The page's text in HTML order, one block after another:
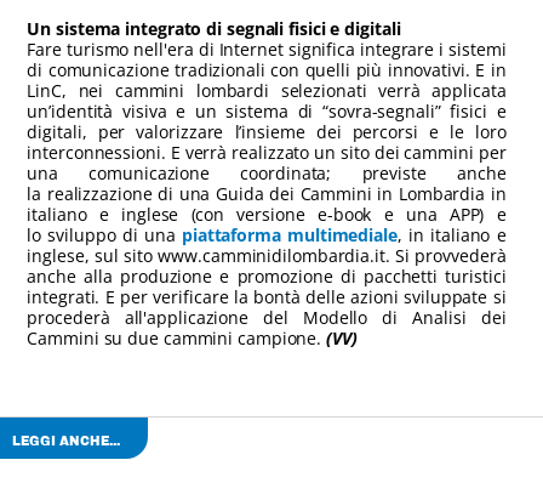
Un sistema integrato di segnali fisici e digitali
Fare turismo nell'era di Internet significa integrare i sistemi
di comunicazione tradizionali con quelli più innovativi. E in
LinC, nei cammini lombardi selezionati verrà applicata
un’identità visiva e un sistema di “sovra-segnali” fisici e
digitali, per valorizzare l’insieme dei percorsi e le loro
interconnessioni. E verrà realizzato un sito dei cammini per
una comunicazione coordinata; previste anche
la realizzazione di una Guida dei Cammini in Lombardia in
italiano e inglese (con versione e-book e una APP) e
lo sviluppo di una piattaforma multimediale, in italiano e
inglese, sul sito www.camminidilombardia.it. Si provvederà
anche alla produzione e promozione di pacchetti turistici
integrati. E per verificare la bontà delle azioni sviluppate si
procederà all'applicazione del Modello di Analisi dei
Cammini su due cammini campione.(VV)
LEGGI ANCHE...